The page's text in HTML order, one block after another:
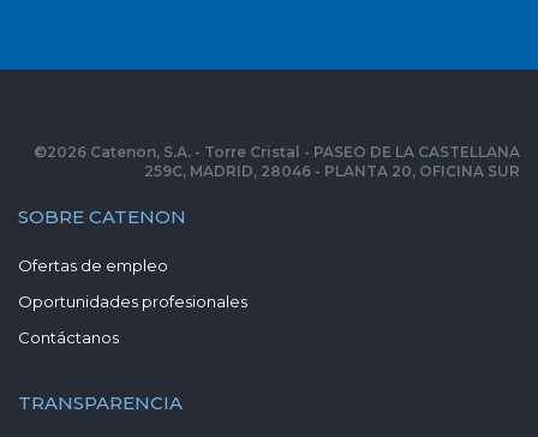
SOBRE CATENON
Ofertas de empleo
Oportunidades profesionales
Contáctanos
TRANSPARENCIA
©2026 Catenon, S.A. - Torre Cristal - PASEO DE LA CASTELLANA
259C, MADRID, 28046 - PLANTA 20, OFICINA SUR